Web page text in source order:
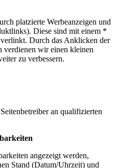
platzierte Werbeanzeigen und
Diese sind mit einem *
Durch das Anklicken der
verdienen wir einen kleinen
zu verbessern.
an qualifizierten
angezeigt werden,
Stand (Datum/Uhrzeit) und